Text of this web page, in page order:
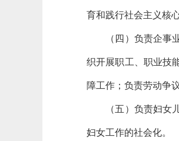
育和践行社会主义核
（四）负责企事业
织开展职工、职业技
障工作；负责劳动争
（五）负责妇女儿
妇女工作的社会化。